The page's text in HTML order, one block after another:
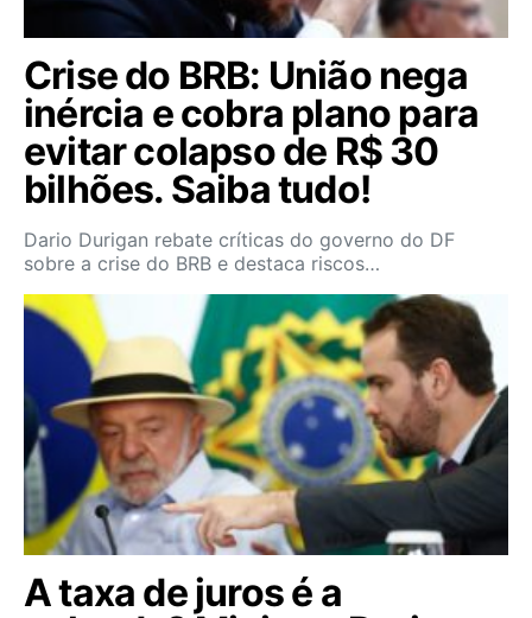
Crise do BRB: União nega
inércia e cobra plano para
evitar colapso de R$ 30
bilhões. Saiba tudo!
Dario Durigan rebate críticas do governo do DF
sobre a crise do BRB e destaca riscos…
A taxa de juros é a